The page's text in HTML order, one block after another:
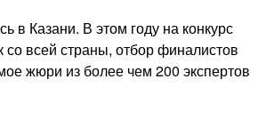
в Казани. В этом году на конкурс
со всей страны, отбор финалистов
жюри из более чем 200 экспертов